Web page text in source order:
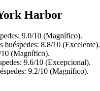
Harbor
9.0/10 (Magnífico).
8.8/10 (Excelente).
(Magnífico).
9.6/10 (Excepcional).
9.2/10 (Magnífico).